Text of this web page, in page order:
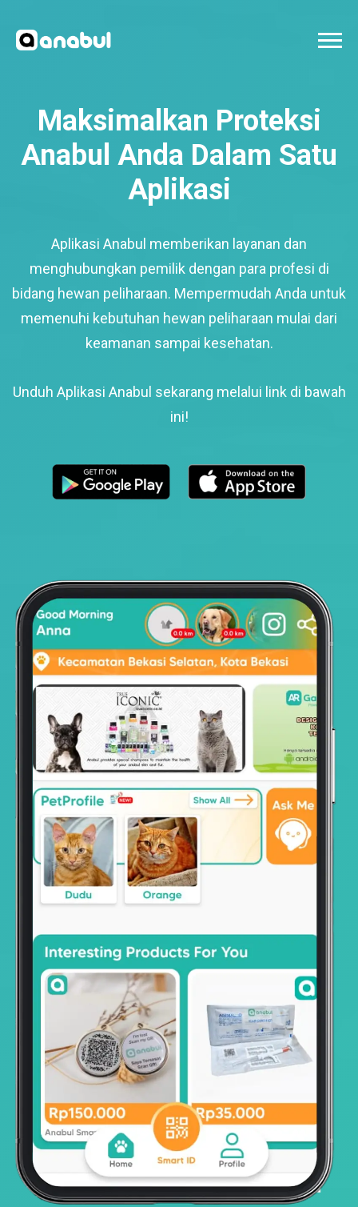
Maksimalkan Proteksi
Anabul Anda Dalam Satu
Aplikasi
Aplikasi Anabul memberikan layanan dan
menghubungkan pemilik dengan para profesi di
bidang hewan peliharaan. Mempermudah Anda untuk
memenuhi kebutuhan hewan peliharaan mulai dari
keamanan sampai kesehatan.
Unduh Aplikasi Anabul sekarang melalui link di bawah
ini!